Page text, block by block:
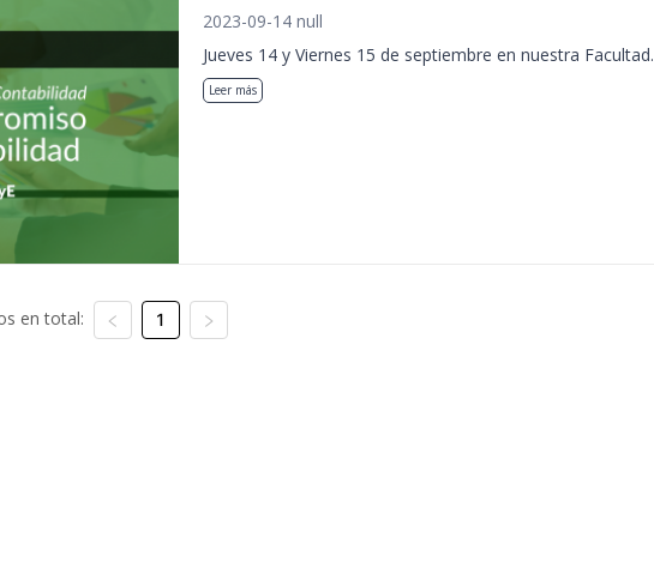
2023-09-14 null
Jueves 14 y Viernes 15 de septiembre en nuestra Facultad.
Leer más
en total: 1